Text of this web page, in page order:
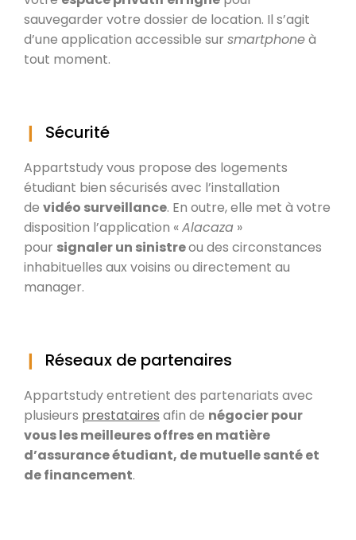
sauvegarder votre dossier de location. Il s’agit
d’une application accessible sur smartphoneà
tout moment.
Sécurité
Appartstudy vous propose des logements
étudiant bien sécurisés avec l’installation
de vidéo surveillance. En outre, elle met à votre
disposition l’application «Alacaza »
pour signaler un sinistreou des circonstances
inhabituelles aux voisins ou directement au
manager.
Réseaux de partenaires
Appartstudy entretient des partenariats avec
plusieurs prestataires afin de négocier pour
vous les meilleures offres en matière
d’assurance étudiant, de mutuelle santé et
de financement.